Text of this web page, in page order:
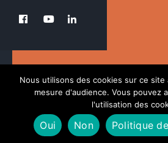
Le PETR au service de la
des Nestes.
POLITIQUE DE CONFIDENTIALITÉ
Nous utilisons des cookies sur ce site
mesure d'audience. Vous pouvez
l'utilisation des
Oui Non Politique